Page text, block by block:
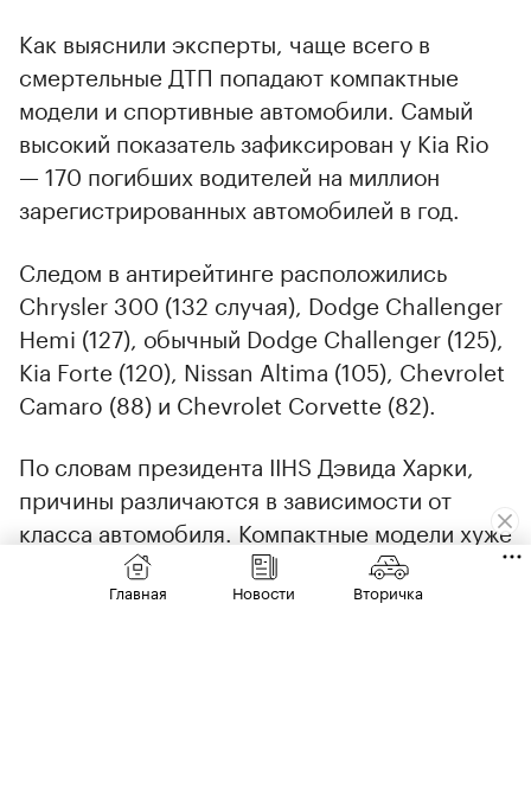
Как выяснили эксперты, чаще всего в
смертельные ДТП попадают компактные
модели и спортивные автомобили. Самый
высокий показатель зафиксирован у Kia Rio
— 170 погибших водителей на миллион
зарегистрированных автомобилей в год.
00:00 / 00:00
Следом в антирейтинге расположились
Chrysler 300 (132 случая), Dodge Challenger
Hemi (127), обычный Dodge Challenger (125),
Kia Forte (120), Nissan Altima (105), Chevrolet
Camaro (88) и Chevrolet Corvette (82).
По словам президента IIHS Дэвида Харки,
причины различаются в зависимости от
класса автомобиля. Компактные модели хуже
выдерживают столкновения с крупными
пикапами и внедорожниками, а высокая
Главная Новости Вторичка